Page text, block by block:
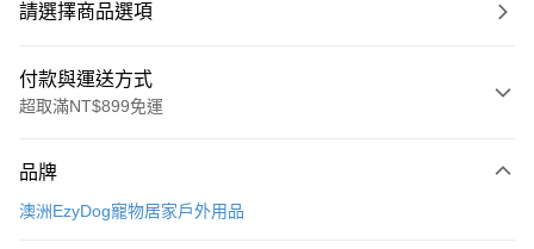
請選擇商品選項
付款與運送方式
超取滿NT$899免運
信用卡一次付款
品牌
澳洲EzyDog寵物居家戶外用品